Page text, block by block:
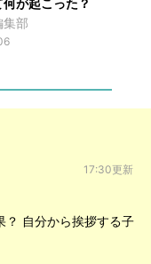
部
17:30更新
？ 自分から挨拶する子